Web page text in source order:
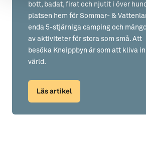
bott, badat, firat och njutit i över
platsen hem för Sommar- &
enda 5-stjärniga camping och
av aktiviteter för stora som små. Att
besöka Kneippbyn är som att kliva
värld.
Läs artikel